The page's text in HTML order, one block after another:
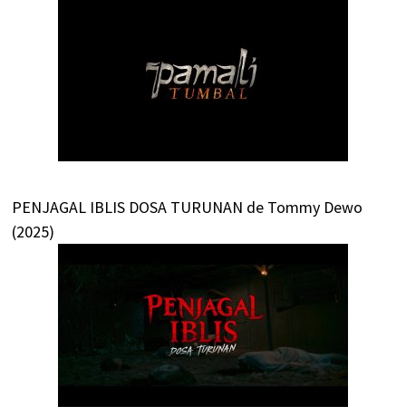
PENJAGAL IBLIS DOSA TURUNAN de Tommy Dewo
(2025)